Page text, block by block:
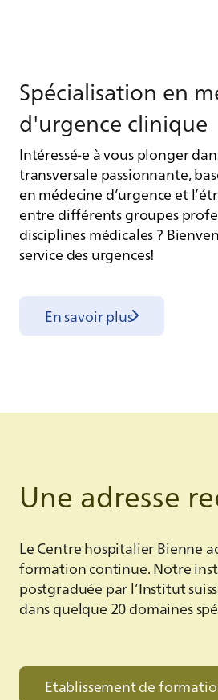
Spé­cia­li­sa­tion en
d'ur­gence cli­nique
Intéressé-e à vous plonger
transversale passionnante,
en médecine d’urgence et
entre différents groupes
disciplines médicales ?
service des urgences!
En savoir plus
Une adresse
Le Centre hospitalier Bienne
formation continue. Notre
postgraduée par l’Institut
dans quelque 20 domaines
Etablissement de